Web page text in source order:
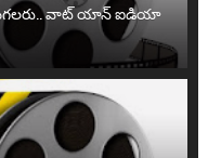
వాట్ యాన్ ఐడియా